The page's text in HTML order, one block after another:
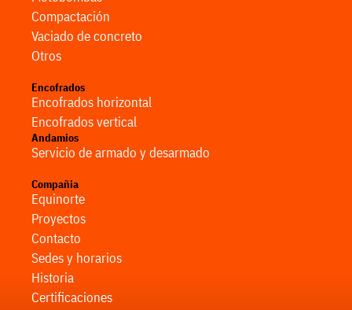
Compactación
Vaciado de concreto
Otros
Encofrados
Encofrados horizontal
Encofrados vertical
Andamios
Servicio de armado y desarmado
Compañia
Equinorte
Proyectos
Contacto
Sedes y horarios
Historia
Certificaciones